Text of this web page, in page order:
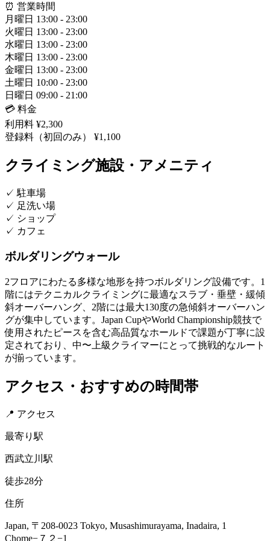
⏰ 営業時間
月曜日 13:00 - 23:00
火曜日 13:00 - 23:00
水曜日 13:00 - 23:00
木曜日 13:00 - 23:00
金曜日 13:00 - 23:00
土曜日 10:00 - 23:00
日曜日 09:00 - 21:00
💳 料金
利用料 ¥2,300
登録料（初回のみ）
¥1,100
クライミング施設・アメニティ
✓ 駐車場
✓ 足洗い場
✓ ショップ
✓ カフェ
ボルダリングウォール
2フロアにわたる多様な地形を持つボルダリング設備です。1
階にはテクニカルクライミングに最適なスラブ・垂壁・緩傾
斜オーバーハング、2階には最大130度の急傾斜オーバーハン
グが集中しています。Japan CupやWorld Championship競技で
使用されたピースを含む高品質なホールドで課題が丁寧に設
定されており、中〜上級クライマーにとって挑戦的なルート
が揃っています。
アクセス・おすすめの時間帯
📍 アクセス
最寄り駅
西武立川駅
徒歩28分
住所
Japan, 〒208-0023 Tokyo, Musashimurayama, Inadaira, 1
Chome−７２−1